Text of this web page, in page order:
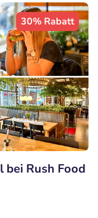
30% Rabatt
bei Rush Food